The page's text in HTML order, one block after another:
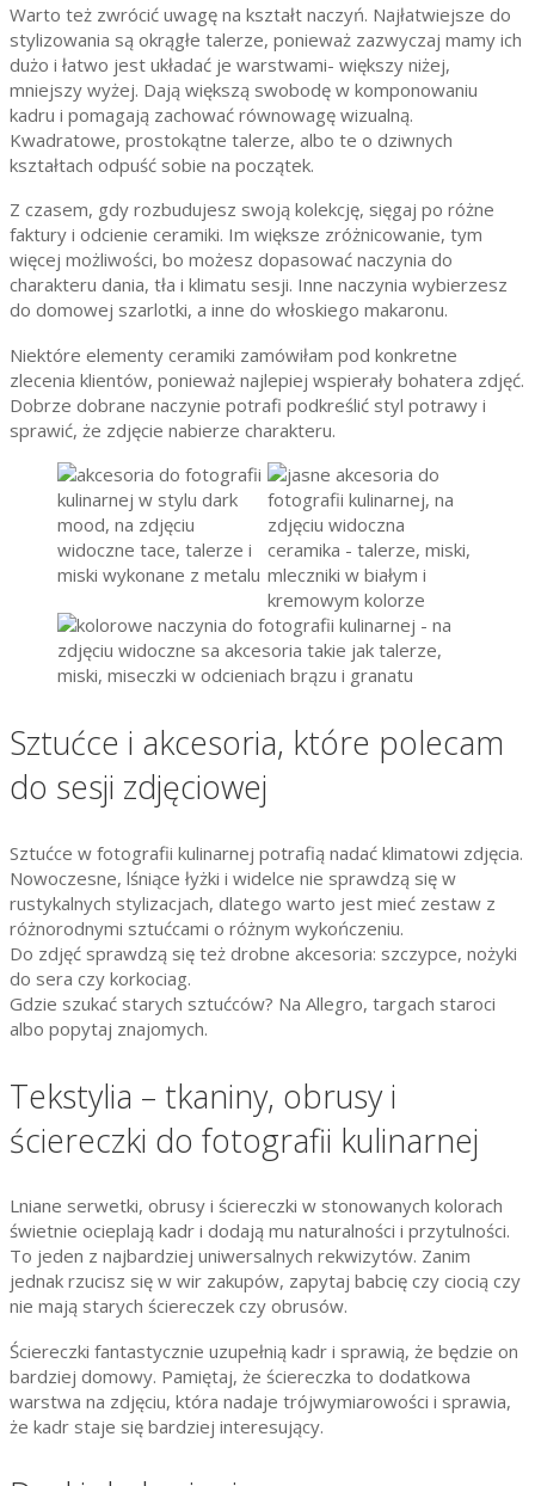
Warto też zwrócić uwagę na kształt naczyń. Najłatwiejsze do
stylizowania są okrągłe talerze, ponieważ zazwyczaj mamy ich
dużo i łatwo jest układać je warstwami- większy niżej,
mniejszy wyżej. Dają większą swobodę w komponowaniu
kadru i pomagają zachować równowagę wizualną.
Kwadratowe, prostokątne talerze, albo te o dziwnych
kształtach odpuść sobie na początek.
Z czasem, gdy rozbudujesz swoją kolekcję, sięgaj po różne
faktury i odcienie ceramiki. Im większe zróżnicowanie, tym
więcej możliwości, bo możesz dopasować naczynia do
charakteru dania, tła i klimatu sesji. Inne naczynia wybierzesz
do domowej szarlotki, a inne do włoskiego makaronu.
Niektóre elementy ceramiki zamówiłam pod konkretne
zlecenia klientów, ponieważ najlepiej wspierały bohatera zdjęć.
Dobrze dobrane naczynie potrafi podkreślić styl potrawy i
sprawić, że zdjęcie nabierze charakteru.
Sztućce i akcesoria, które polecam
do sesji zdjęciowej
Sztućce w fotografii kulinarnej potrafią nadać klimatowi zdjęcia.
Nowoczesne, lśniące łyżki i widelce nie sprawdzą się w
rustykalnych stylizacjach, dlatego warto jest mieć zestaw z
różnorodnymi sztućcami o różnym wykończeniu.
Do zdjęć sprawdzą się też drobne akcesoria: szczypce, nożyki
do sera czy korkociag.
Gdzie szukać starych sztućców? Na Allegro, targach staroci
albo popytaj znajomych.
Tekstylia – tkaniny, obrusy i
ściereczki do fotografii kulinarnej
Lniane serwetki, obrusy i ściereczki w stonowanych kolorach
świetnie ocieplają kadr i dodają mu naturalności i przytulności.
To jeden z najbardziej uniwersalnych rekwizytów. Zanim
jednak rzucisz się w wir zakupów, zapytaj babcię czy ciocią czy
nie mają starych ściereczek czy obrusów.
Ściereczki fantastycznie uzupełnią kadr i sprawią, że będzie on
bardziej domowy. Pamiętaj, że ściereczka to dodatkowa
warstwa na zdjęciu, która nadaje trójwymiarowości i sprawia,
że kadr staje się bardziej interesujący.